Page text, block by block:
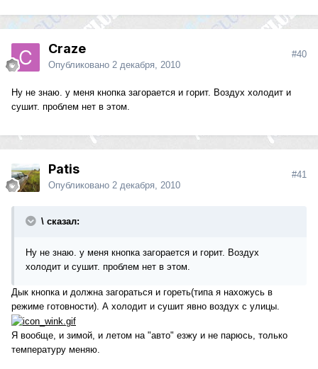
Craze
Опубликовано 2 декабря, 2010
#40
Ну не знаю. у меня кнопка загорается и горит. Воздух холодит и
сушит. проблем нет в этом.
Patis
Опубликовано 2 декабря, 2010
#41
\ сказал:
Ну не знаю. у меня кнопка загорается и горит. Воздух
холодит и сушит. проблем нет в этом.
Дык кнопка и должна загораться и гореть(типа я нахожусь в
режиме готовности). А холодит и сушит явно воздух с улицы.
Я вообще, и зимой, и летом на "авто" езжу и не парюсь, только
температуру меняю.